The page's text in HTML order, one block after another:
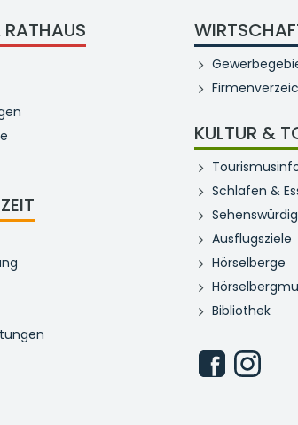
KULTUR &
Schlafen &
Ausflugsziele
Hörselberge
Bibliothek